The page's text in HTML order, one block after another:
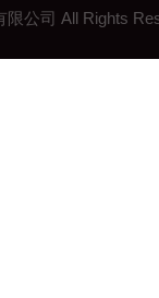
限公司 All Rights